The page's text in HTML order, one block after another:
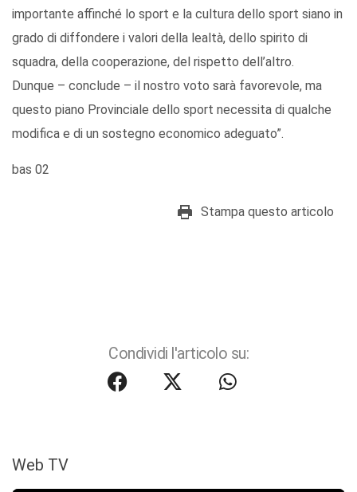
importante affinché lo sport e la cultura dello sport siano in
grado di diffondere i valori della lealtà, dello spirito di
squadra, della cooperazione, del rispetto dell’altro.
Dunque – conclude – il nostro voto sarà favorevole, ma
questo piano Provinciale dello sport necessita di qualche
modifica e di un sostegno economico adeguato”.
bas 02
Stampa questo articolo
Condividi l'articolo su:
Web TV